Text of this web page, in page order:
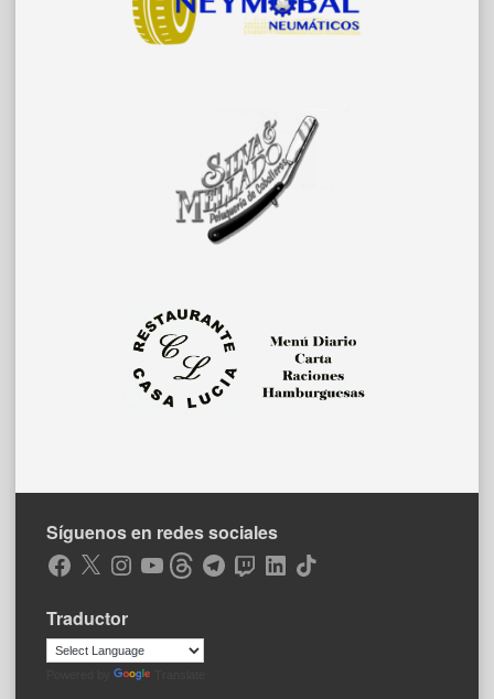
Síguenos en redes sociales
Facebook
X Instagram
YouTubeThreadsTelegramTwitchLinkedIn
TikTok
Traductor